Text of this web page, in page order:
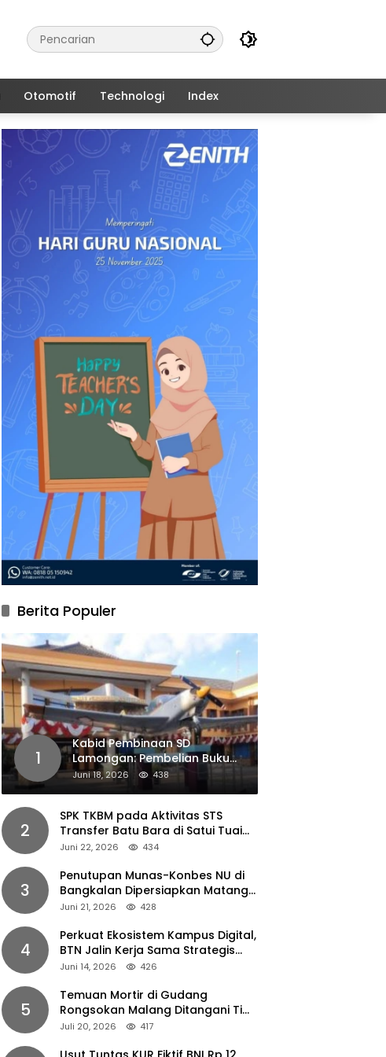
Otomotif Technologi Index
Berita Populer
1
Kabid Pembinaan SD
Lamongan: Pembelian Buku
Pendamping Tidak Boleh
Dipaksakan
Juni 18, 2026 438
2
SPK TKBM pada Aktivitas STS
Transfer Batu Bara di Satui Tuai
Sorotan
Juni 22, 2026 434
3
Penutupan Munas-Konbes NU di
Bangkalan Dipersiapkan Matang,
Gus Ipul Turun Tangan
Juni 21, 2026 428
4
Perkuat Ekosistem Kampus Digital,
BTN Jalin Kerja Sama Strategis
dengan UNAIR
Juni 14, 2026 426
5
Temuan Mortir di Gudang
Rongsokan Malang Ditangani Tim
Gegana Polda Jatim
Juli 20, 2026 417